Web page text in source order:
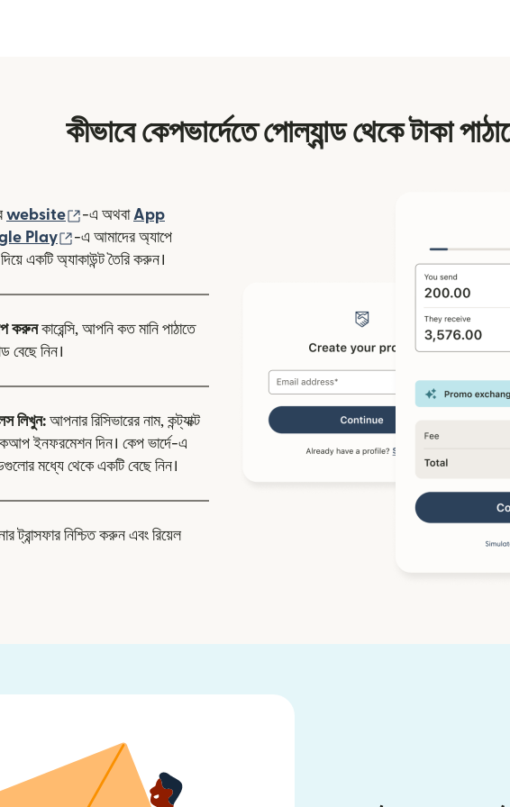
কীভাবে কেপভার্দেতে পোল্যান্ড থেকে টাকা
website (নতুন উইন্ডোতে খুলবে)
-এ অথবা App
খুলবে)
Play (নতুন উইন্ডোতে খুলবে)
-এ আমাদের অ্যাপে
একটি অ্যাকাউন্ট তৈরি করুন।
করুনকারেন্সি, আপনি কত মানি পাঠাতে
বেছে নিন।
লিখুন: আপনার রিসিভারের নাম, কন্ট্যাক্ট
ইনফরমেশন দিন। কেপ ভার্দে-এ
মধ্যে থেকে একটি বেছে নিন।
ট্রান্সফার নিশ্চিত করুন এবং রিয়েল